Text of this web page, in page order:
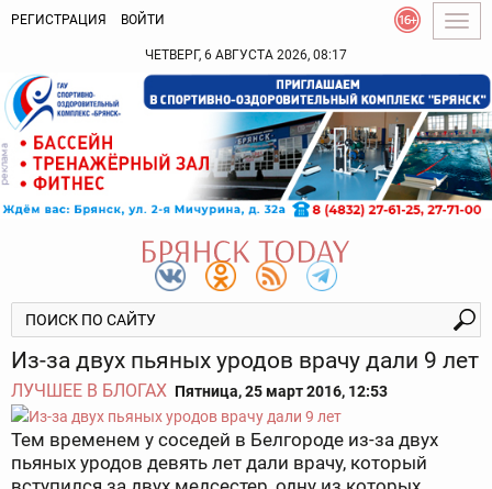
РЕГИСТРАЦИЯ ВОЙТИ
ЧЕТВЕРГ, 6 АВГУСТА 2026, 08:17
Из-за двух пьяных уродов врачу дали 9 лет
ЛУЧШЕЕ В БЛОГАХ Пятница, 25 март 2016, 12:53
Тем временем у соседей в Белгороде из-за двух
пьяных уродов девять лет дали врачу, который